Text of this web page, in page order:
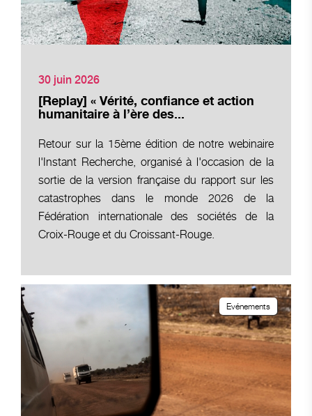
30 juin 2026
[Replay] « Vérité, confiance et action
humanitaire à l’ère des...
Retour sur la 15ème édition de notre webinaire
l'Instant Recherche, organisé à l'occasion de la
sortie de la version française du rapport sur les
catastrophes dans le monde 2026 de la
Fédération internationale des sociétés de la
Croix-Rouge et du Croissant-Rouge.
Evénements